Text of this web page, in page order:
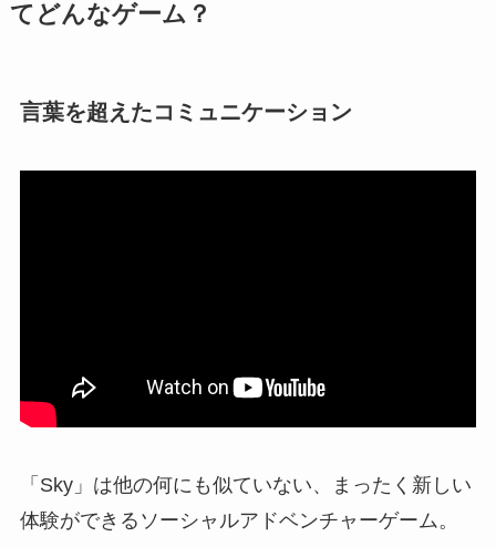
てどんなゲーム？
言葉を超えたコミュニケーション
「Sky」は他の何にも似ていない、まったく新しい
体験ができるソーシャルアドベンチャーゲーム。